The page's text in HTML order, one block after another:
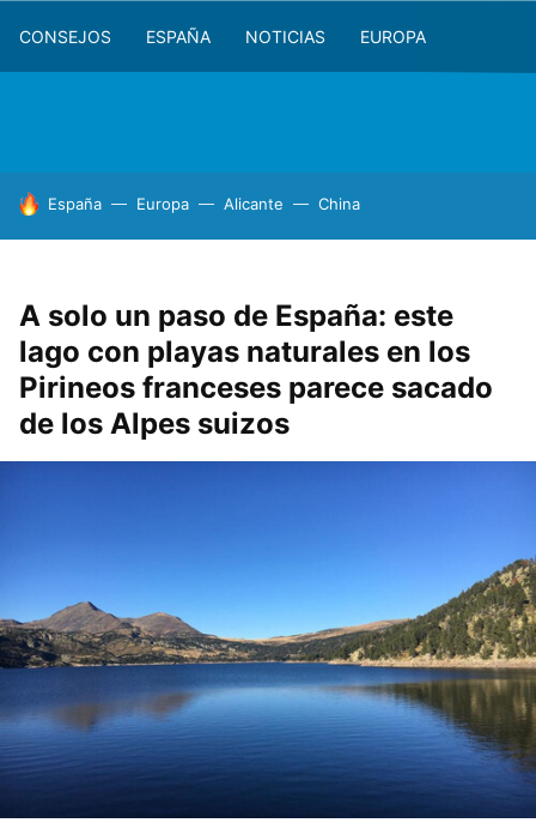
CONSEJOS ESPAÑA NOTICIAS EUROPA
HOY SE HABLA DE
España Europa Alicante China
A solo un paso de España: este
lago con playas naturales en los
Pirineos franceses parece sacado
de los Alpes suizos